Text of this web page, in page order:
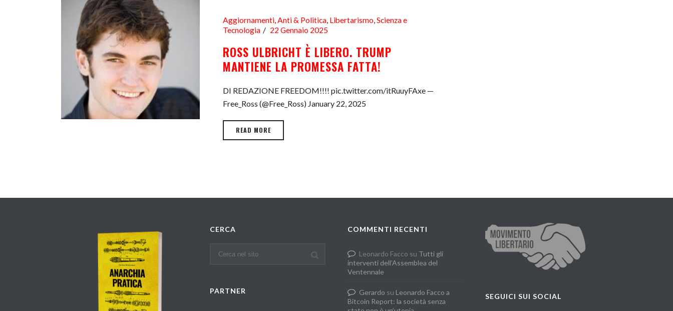
Aggiornamenti,Anti & Politica, Libertarismo,Scienza e
Tecnologia
22 Gennaio 2025
ROSS ULBRICHT È LIBERO. TRUMP
MANTIENE LA PROMESSA FATTA!
DI REDAZIONE FREEDOM!!!! pic.twitter.com/itRuuyFAxe —
Free_Ross (@Free_Ross) January 22, 2025
READ MORE
CERCA
PARTNER
COMMENTI RECENTI
Leonardo Facco su Tutti gli
interventi dell’Assemblea del
Ventennale
Gerardo su Leonardo Facco a
Bitcoin Report: la società senza
SEGUICI SUI SOCIAL